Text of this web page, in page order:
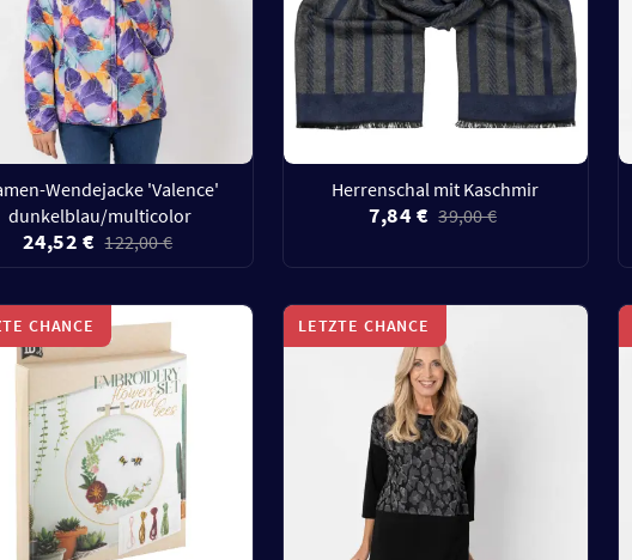
Wendejacke 'Valence'
dunkelblau/multicolor
24,52 € 122,00 €
Herrenschal mit Kaschmir
7,84 € 39,00 €
CHANCE LETZTE CHANCE